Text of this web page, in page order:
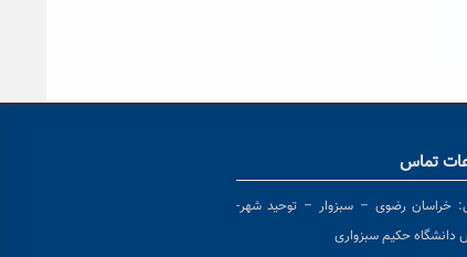
تماس
خراسان رضوی – سبزوار – توحید شهر-
دانشگاه حکیم سبزواری